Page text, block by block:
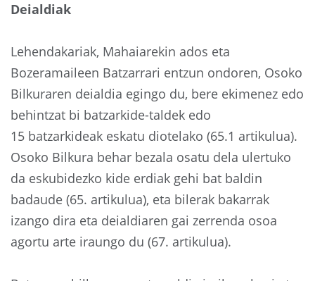
Deialdiak
Lehendakariak, Mahaiarekin ados eta
Bozeramaileen Batzarrari entzun ondoren, Osoko
Bilkuraren deialdia egingo du, bere ekimenez edo
behintzat bi batzarkide-taldek edo
15 batzarkideak eskatu diotelako (65.1 artikulua).
Osoko Bilkura behar bezala osatu dela ulertuko
da eskubidezko kide erdiak gehi bat baldin
badaude (65. artikulua), eta bilerak bakarrak
izango dira eta deialdiaren gai zerrenda osoa
agortu arte iraungo du (67. artikulua).